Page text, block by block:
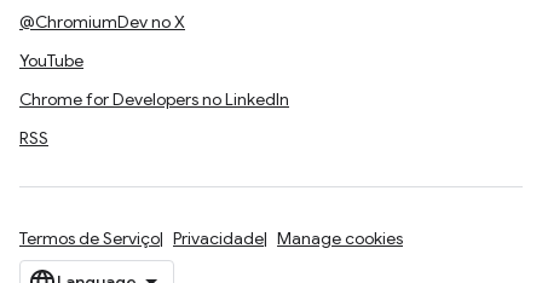
@ChromiumDev no X
YouTube
Chrome for Developers no LinkedIn
RSS
Termos de Serviço Privacidade Manage cookies